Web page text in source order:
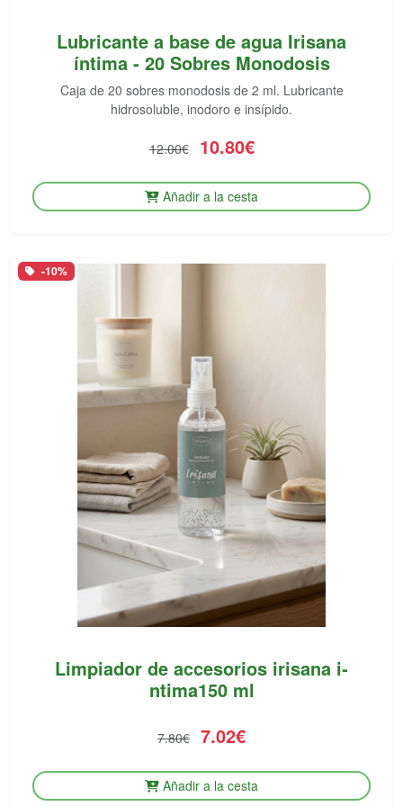
Lubricante a base de agua Irisana
íntima - 20 Sobres Monodosis
Caja de 20 sobres monodosis de 2 ml. Lubricante
hidrosoluble, inodoro e insípido.
12.00€ 10.80€
Añadir a la cesta
-10%
Limpiador de accesorios irisana i­
ntima150 ml
7.80€ 7.02€
Añadir a la cesta